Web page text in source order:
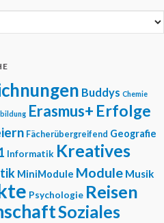
Buddys Chemie
Erasmus+ Erfolge
Fächerübergreifend Geografie
Informatik Kreatives
MiniModule Module Musik
Psychologie Reisen
Soziales